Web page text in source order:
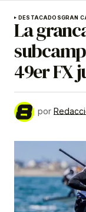
DESTACADOSGRAN
La
49er FX
por